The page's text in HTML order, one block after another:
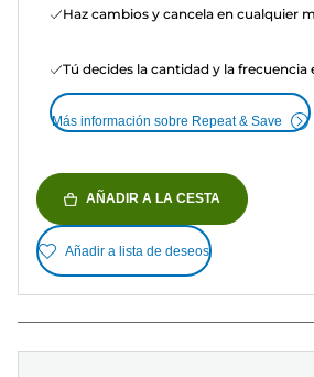
Haz cambios y cancela en cualquier
Tú decides la cantidad y la frecuencia
Más información sobre Repeat & Save
AÑADIR A LA CESTA
Añadir a lista de deseos